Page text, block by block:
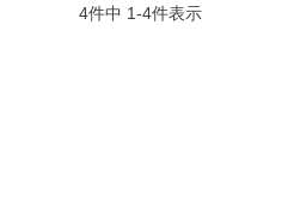
4件中 1-4件表示